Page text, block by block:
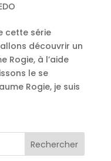
cette série
découvrir un
Rogie, à l’aide
le se
Rogie, je suis
Rechercher